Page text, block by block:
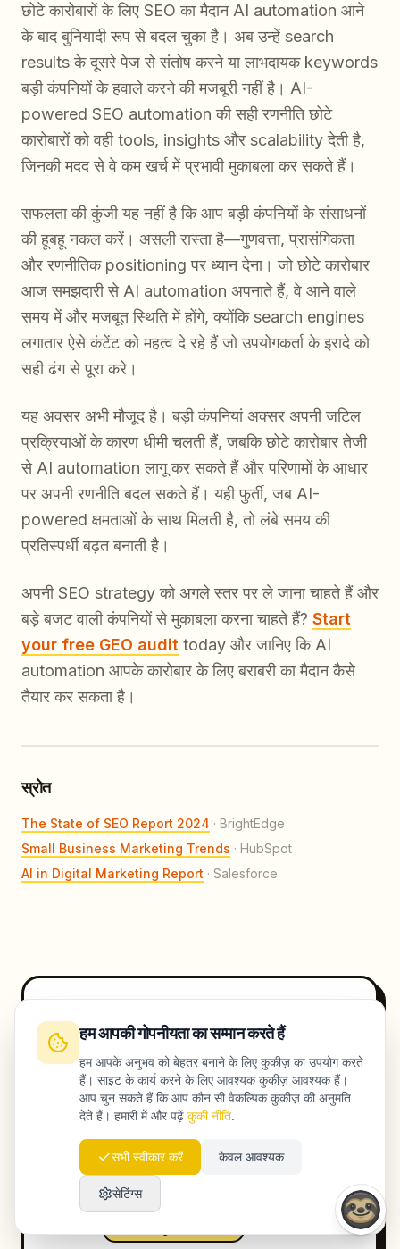
छोटे कारोबारों के लिए SEO का मैदान AI automation आने
के बाद बुनियादी रूप से बदल चुका है। अब उन्हें search
results के दूसरे पेज से संतोष करने या लाभदायक keywords
बड़ी कंपनियों के हवाले करने की मजबूरी नहीं है। AI-
powered SEO automation की सही रणनीति छोटे
कारोबारों को वही tools, insights और scalability देती है,
जिनकी मदद से वे कम खर्च में प्रभावी मुकाबला कर सकते हैं।
सफलता की कुंजी यह नहीं है कि आप बड़ी कंपनियों के संसाधनों
की हूबहू नकल करें। असली रास्ता है—गुणवत्ता, प्रासंगिकता
और रणनीतिक positioning पर ध्यान देना। जो छोटे कारोबार
आज समझदारी से AI automation अपनाते हैं, वे आने वाले
समय में और मजबूत स्थिति में होंगे, क्योंकि search engines
लगातार ऐसे कंटेंट को महत्व दे रहे हैं जो उपयोगकर्ता के इरादे को
सही ढंग से पूरा करे।
यह अवसर अभी मौजूद है। बड़ी कंपनियां अक्सर अपनी जटिल
प्रक्रियाओं के कारण धीमी चलती हैं, जबकि छोटे कारोबार तेजी
से AI automation लागू कर सकते हैं और परिणामों के आधार
पर अपनी रणनीति बदल सकते हैं। यही फुर्ती, जब AI-
powered क्षमताओं के साथ मिलती है, तो लंबे समय की
प्रतिस्पर्धी बढ़त बनाती है।
अपनी SEO strategy को अगले स्तर पर ले जाना चाहते हैं और
बड़े बजट वाली कंपनियों से मुकाबला करना चाहते हैं? Start
your free GEO audit today और जानिए कि AI
automation आपके कारोबार के लिए बराबरी का मैदान कैसे
तैयार कर सकता है।
स्रोत
The State of SEO Report 2024 · BrightEdge
Small Business Marketing Trends · HubSpot
AI in Digital Marketing Report · Salesforce
LT
AI Marketing Experts
Het Launchmind team combineert
jarenlange marketingervaring met
geavanceerde AI-technologie om
bedrijven zichtbaar te maken in Google en
AI-zoekmachines.
AI-Powered SEO
Content Marketing
हम आपकी गोपनीयता का सम्मान करते हैं
हम आपके अनुभव को बेहतर बनाने के लिए कुकीज़ का उपयोग करते
हैं। साइट के कार्य करने के लिए आवश्यक कुकीज़ आवश्यक हैं।
आप चुन सकते हैं कि आप कौन सी वैकल्पिक कुकीज़ की अनुमति
देते हैं। हमारी में और पढ़ें कुकी नीति.
सभी स्वीकार करें केवल आवश्यक
सेटिंग्स